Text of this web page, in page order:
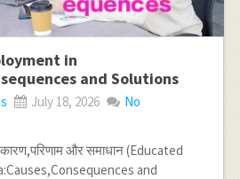
in
and Solutions
July 18, 2026
No
और समाधान (Educated
and